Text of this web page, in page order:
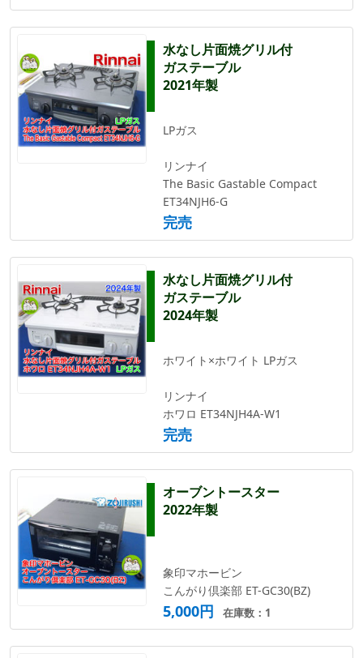
水なし片面焼グリル付
ガステーブル
2021年製
LPガス
リンナイ
The Basic Gastable Compact
ET34NJH6-G
完売
水なし片面焼グリル付
ガステーブル
2024年製
ホワイト×ホワイト LPガス
リンナイ
ホワロ ET34NJH4A-W1
完売
オーブントースター
2022年製
象印マホービン
こんがり倶楽部 ET-GC30(BZ)
5,000円 在庫数：1